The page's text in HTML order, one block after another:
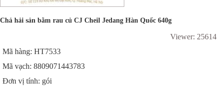
Chả hải sản bằm rau củ CJ Cheil Jedang Hàn Quốc 640g
Viewer: 25614
Mã hàng: HT7533
Mã vạch: 8809071443783
Đơn vị tính: gói